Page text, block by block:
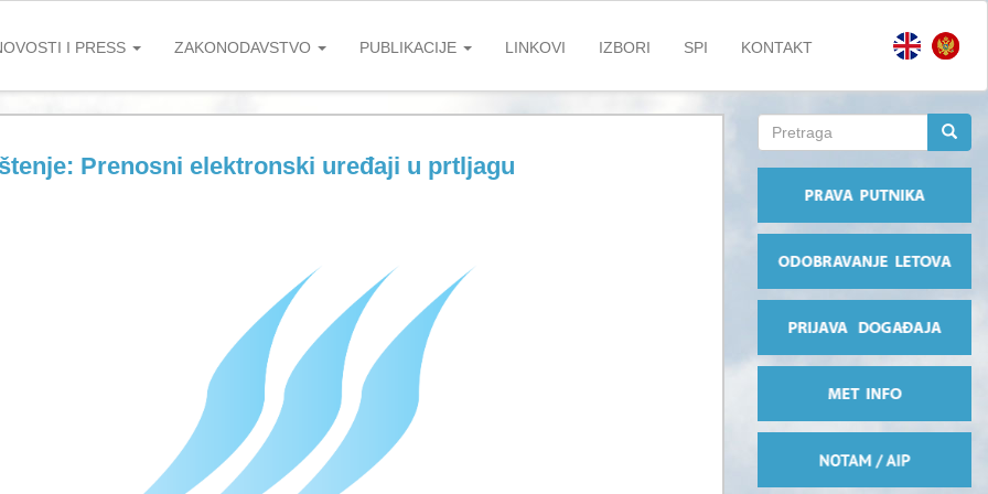
I PRESS ZAKONODAVSTVO PUBLIKACIJE LINKOVI IZBORI SPI KONTAKT
Prenosni elektronski uređaji u prtljagu
Search
form